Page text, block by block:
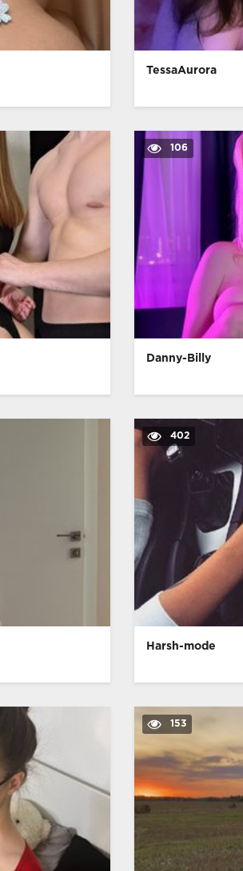
TessaAurora
106
Danny-Billy
402
Harsh-mode
153